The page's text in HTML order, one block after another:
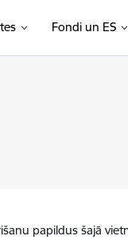
Fondi un ES
papildus šajā